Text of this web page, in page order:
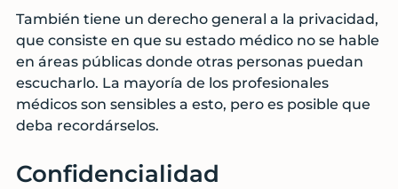
También tiene un derecho general a la privacidad,
que consiste en que su estado médico no se hable
en áreas públicas donde otras personas puedan
escucharlo. La mayoría de los profesionales
médicos son sensibles a esto, pero es posible que
deba recordárselos.
Confidencialidad